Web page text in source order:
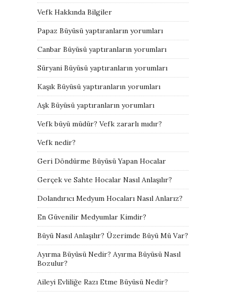
Vefk Hakkında Bilgiler
Papaz Büyüsü yaptıranların yorumları
Canbar Büyüsü yaptıranların yorumları
Süryani Büyüsü yaptıranların yorumları
Kaşık Büyüsü yaptıranların yorumları
Aşk Büyüsü yaptıranların yorumları
Vefk büyü müdür? Vefk zararlı mıdır?
Vefk nedir?
Geri Döndürme Büyüsü Yapan Hocalar
Gerçek ve Sahte Hocalar Nasıl Anlaşılır?
Dolandırıcı Medyum Hocaları Nasıl Anlarız?
En Güvenilir Medyumlar Kimdir?
Büyü Nasıl Anlaşılır? Üzerimde Büyü Mü Var?
Ayırma Büyüsü Nedir? Ayırma Büyüsü Nasıl
Bozulur?
Aileyi Evliliğe Razı Etme Büyüsü Nedir?